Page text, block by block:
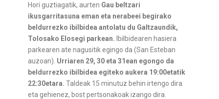
Hori guztiagatik, aurten Gau beltzari
ikusgarritasuna eman eta nerabeei begirako
beldurrezko ibilbidea antolatu du Galtzaundik,
Tolosako Elosegi parkean. Ibilbidearen hasiera
parkearen ate nagusitik egingo da (San Esteban
auzoan). Urriaren 29, 30 eta 31ean egongo da
beldurrezko ibilbidea egiteko aukera 19:00etatik
22:30etara. Taldeak 15 minutuz behin irtengo dira
eta gehienez, bost pertsonakoak izango dira.